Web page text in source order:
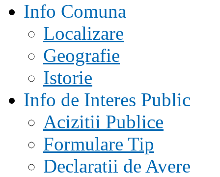
Info Comuna
Localizare
Geografie
Istorie
Info de Interes Public
Acizitii Publice
Formulare Tip
Declaratii de Avere